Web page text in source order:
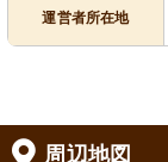
運営者所在地
周辺地図